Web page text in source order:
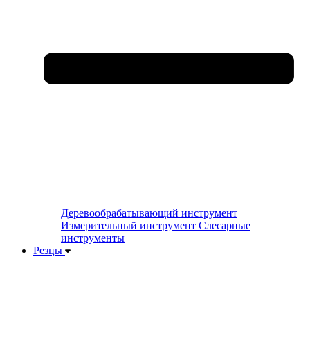
Деревообрабатывающий инструмент
Измерительный инструмент Слесарные
инструменты
Резцы